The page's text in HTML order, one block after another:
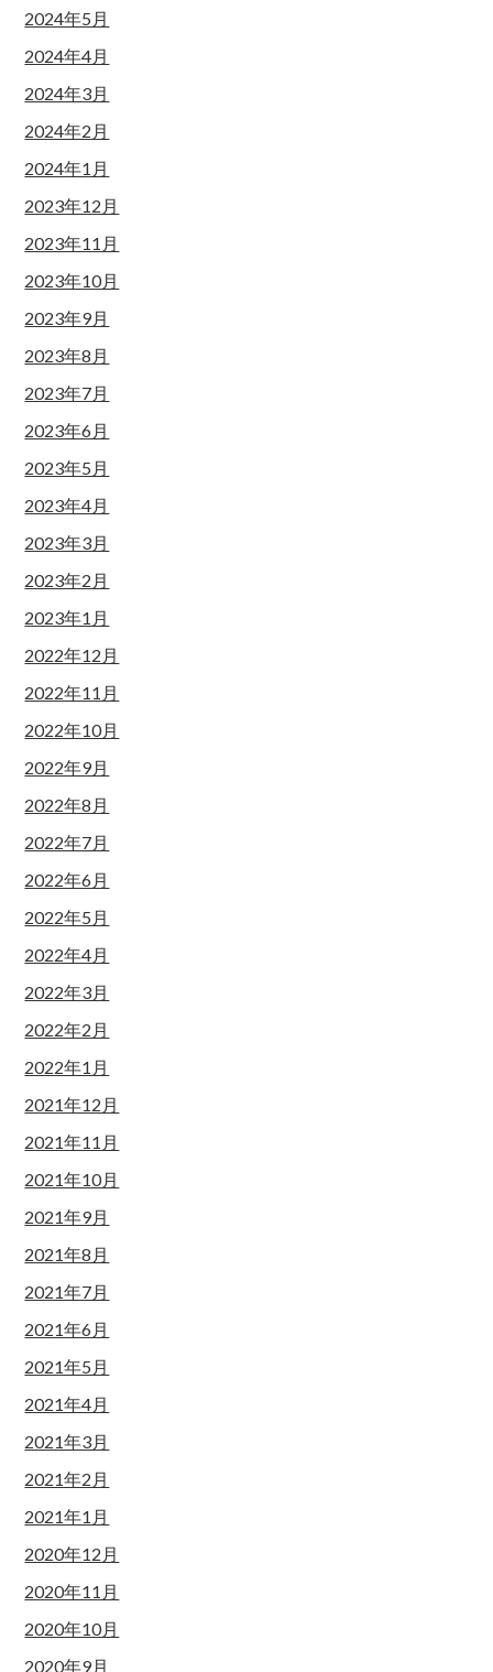
2024年5月
2024年4月
2024年3月
2024年2月
2024年1月
2023年12月
2023年11月
2023年10月
2023年9月
2023年8月
2023年7月
2023年6月
2023年5月
2023年4月
2023年3月
2023年2月
2023年1月
2022年12月
2022年11月
2022年10月
2022年9月
2022年8月
2022年7月
2022年6月
2022年5月
2022年4月
2022年3月
2022年2月
2022年1月
2021年12月
2021年11月
2021年10月
2021年9月
2021年8月
2021年7月
2021年6月
2021年5月
2021年4月
2021年3月
2021年2月
2021年1月
2020年12月
2020年11月
2020年10月
2020年9月